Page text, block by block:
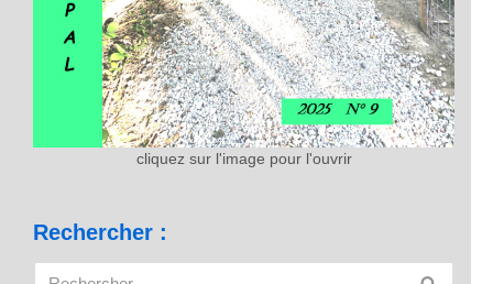
cliquez sur l'image pour l'ouvrir
Rechercher :